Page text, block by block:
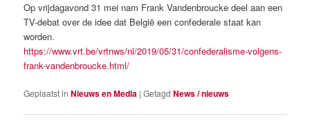
Op vrijdagavond 31 mei nam Frank Vandenbroucke deel aan een
TV-debat over de idee dat België een confederale staat kan
worden.
https://www.vrt.be/vrtnws/nl/2019/05/31/confederalisme-volgens-
frank-vandenbroucke.html/
Geplaatst in Nieuws en Media |Getagd News / nieuws